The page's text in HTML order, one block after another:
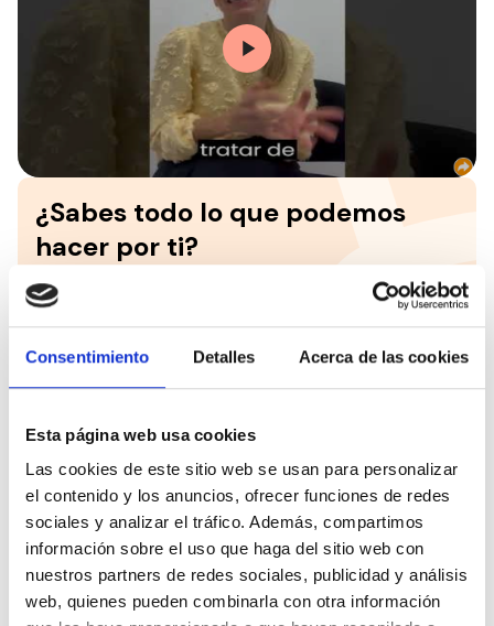
Consentimiento Detalles Acerca de las cookies
Esta página web usa cookies
Las cookies de este sitio web se usan para personalizar
el contenido y los anuncios, ofrecer funciones de redes
sociales y analizar el tráfico. Además, compartimos
información sobre el uso que haga del sitio web con
nuestros partners de redes sociales, publicidad y análisis
web, quienes pueden combinarla con otra información
¿Sabes todo lo que podemos
hacer por ti?
Hazte socio del
Consejo Español para la Defensa de
la Discapacidad y la Dependencia y descubre todos
los servicios y ventajas de los que te puedes
beneficiar solo por ser miembro.
Contacta con el CEDDD
¿No encuentras lo que buscas? Escríbenos y será
un placer ayudarte.
Contáctanos